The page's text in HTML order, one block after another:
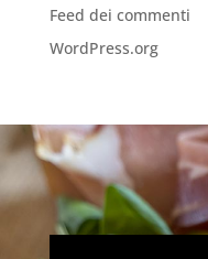
Feed dei commenti
WordPress.org